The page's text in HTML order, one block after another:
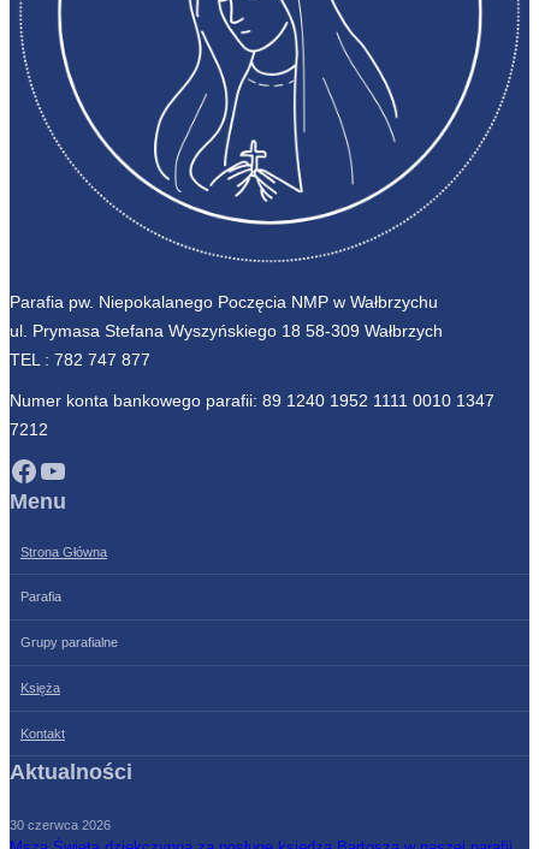
Parafia pw. Niepokalanego Poczęcia NMP w Wałbrzychu
ul. Prymasa Stefana Wyszyńskiego 18 58-309 Wałbrzych
TEL : 782 747 877
Numer konta bankowego parafii: 89 1240 1952 1111 0010 1347
7212
Facebook YouTube
Menu
Strona Główna
Parafia
Grupy parafialne
Księża
Kontakt
Aktualności
30 czerwca 2026